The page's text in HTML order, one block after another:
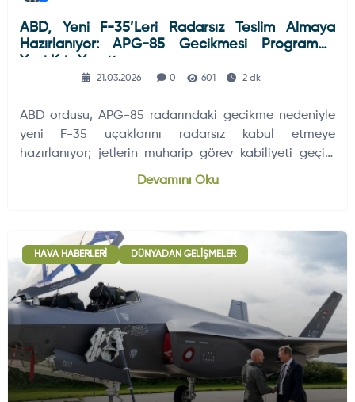
ABD, Yeni F-35’leri Radarsız Teslim Almaya
Hazırlanıyor: APG-85 Gecikmesi Programda
Yeni Kriz Yarattı
21.03.2026 0 601 2 dk
ABD ordusu, APG-85 radarındaki gecikme nedeniyle
yeni F-35 uçaklarını radarsız kabul etmeye
hazırlanıyor; jetlerin muharip görev kabiliyeti geçici
Devamını Oku
HAVA HABERLERI DÜNYADAN GELIŞMELER
Füze ve Roketler 226
Dünyadan Gelişmeler